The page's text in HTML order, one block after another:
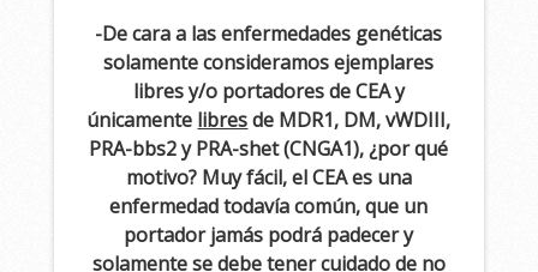
-De cara a las enfermedades genéticas
solamente consideramos ejemplares
libres y/o portadores de CEA y
únicamente libresde MDR1, DM, vWDIII,
PRA-bbs2 y PRA-shet (CNGA1), ¿por qué
motivo? Muy fácil, el CEA es una
enfermedad todavía común, que un
portador jamás podrá padecer y
solamente se debe tener cuidado de no